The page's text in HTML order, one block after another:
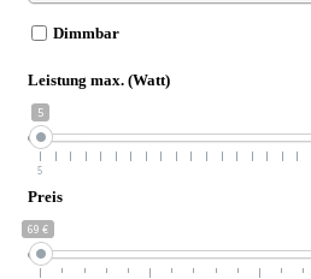
Dimmbar
Leistung max. (Watt)
5
5
Preis
69 €